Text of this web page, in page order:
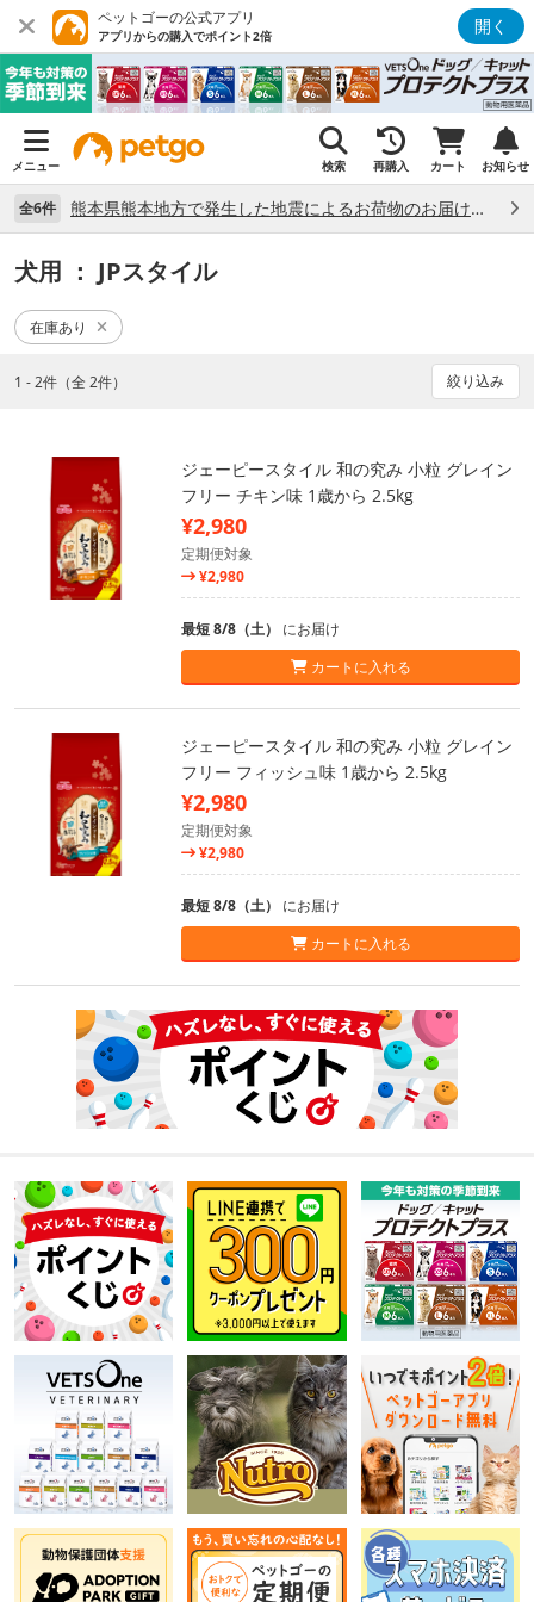
ペットゴーの公式アプリ
アプリからの購入でポイント2倍 開く
メニュー 検索 再購入 カート お知らせ
全6件 熊本県熊本地方で発生した地震によるお荷物のお届け状況について （7/28）
犬用 ： JPスタイル
在庫あり
1 - 2件（全 2件） 絞り込み
ジェーピースタイル 和の究み 小粒 グレイン
フリー チキン味 1歳から 2.5kg
¥2,980
定期便対象
¥2,980
最短 8/8（土） にお届け
カートに入れる
ジェーピースタイル 和の究み 小粒 グレイン
フリー フィッシュ味 1歳から 2.5kg
¥2,980
定期便対象
¥2,980
最短 8/8（土） にお届け
カートに入れる